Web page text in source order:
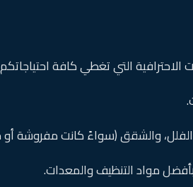
التي تغطي كافة
الفلل، والشقق (سواءً كانت مفروشة أو
مواد التنظيف والمعدات.